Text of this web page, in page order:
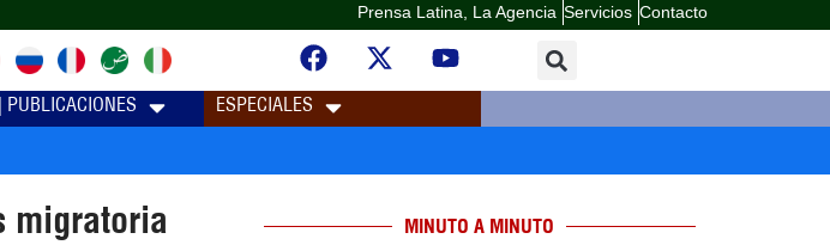
Prensa Latina, La Agencia Servicios Contacto
ESPECIALES
migratoria
MINUTO A MINUTO